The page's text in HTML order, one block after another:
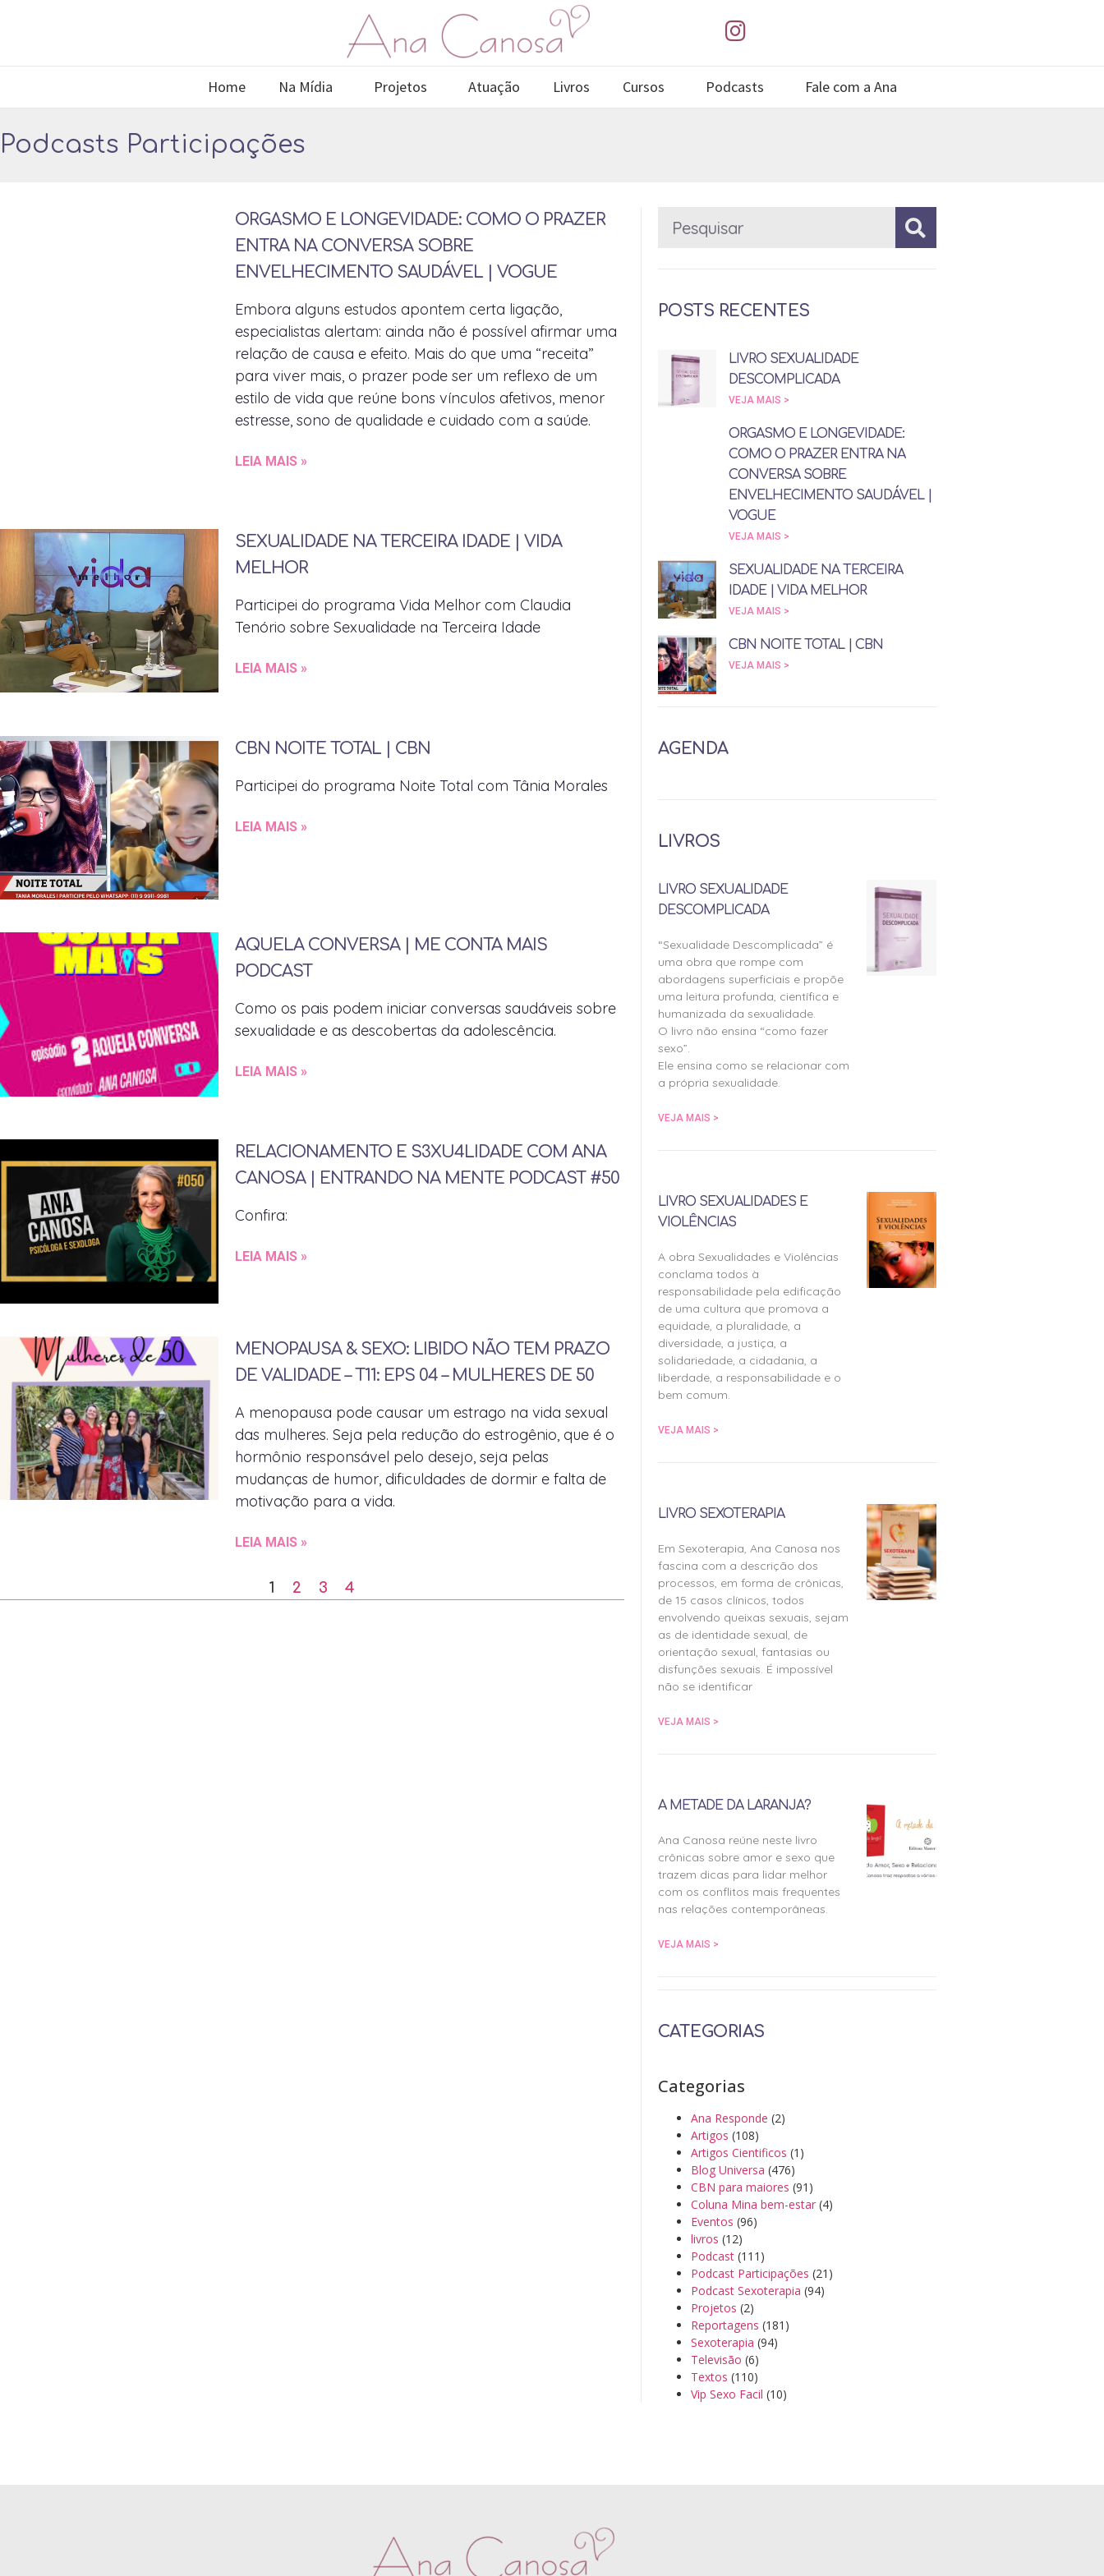
Home Na Mídia Projetos Atuação Livros Cursos Podcasts Fale com a Ana
Podcasts Participações
ORGASMO E LONGEVIDADE: COMO O PRAZER
ENTRA NA CONVERSA SOBRE
ENVELHECIMENTO SAUDÁVEL | VOGUE
Embora alguns estudos apontem certa ligação,
especialistas alertam: ainda não é possível afirmar uma
relação de causa e efeito. Mais do que uma “receita”
para viver mais, o prazer pode ser um reflexo de um
estilo de vida que reúne bons vínculos afetivos, menor
estresse, sono de qualidade e cuidado com a saúde.
LEIA MAIS »
SEXUALIDADE NA TERCEIRA IDADE | VIDA
MELHOR
Participei do programa Vida Melhor com Claudia
Tenório sobre Sexualidade na Terceira Idade
LEIA MAIS »
CBN NOITE TOTAL | CBN
Participei do programa Noite Total com Tânia Morales
LEIA MAIS »
AQUELA CONVERSA | ME CONTA MAIS
PODCAST
Como os pais podem iniciar conversas saudáveis sobre
sexualidade e as descobertas da adolescência.
LEIA MAIS »
RELACIONAMENTO E S3XU4LIDADE COM ANA
CANOSA | ENTRANDO NA MENTE PODCAST #50
Confira:
LEIA MAIS »
MENOPAUSA & SEXO: LIBIDO NÃO TEM PRAZO
DE VALIDADE – T11: EPS 04 – MULHERES DE 50
A menopausa pode causar um estrago na vida sexual
das mulheres. Seja pela redução do estrogênio, que é o
hormônio responsável pelo desejo, seja pelas
mudanças de humor, dificuldades de dormir e falta de
motivação para a vida.
LEIA MAIS »
1 2 3 4
POSTS RECENTES
LIVRO SEXUALIDADE
DESCOMPLICADA
VEJA MAIS >
ORGASMO E LONGEVIDADE:
COMO O PRAZER ENTRA NA
CONVERSA SOBRE
ENVELHECIMENTO SAUDÁVEL |
VOGUE
VEJA MAIS >
SEXUALIDADE NA TERCEIRA
IDADE | VIDA MELHOR
VEJA MAIS >
CBN NOITE TOTAL | CBN
VEJA MAIS >
AGENDA
LIVROS
LIVRO SEXUALIDADE
DESCOMPLICADA
“Sexualidade Descomplicada” é
uma obra que rompe com
abordagens superficiais e propõe
uma leitura profunda, científica e
humanizada da sexualidade.
O livro não ensina “como fazer
sexo”.
Ele ensina como se relacionar com
a própria sexualidade.
VEJA MAIS >
LIVRO SEXUALIDADES E
VIOLÊNCIAS
A obra Sexualidades e Violências
conclama todos à
responsabilidade pela edificação
de uma cultura que promova a
equidade, a pluralidade, a
diversidade, a justiça, a
solidariedade, a cidadania, a
liberdade, a responsabilidade e o
bem comum.
VEJA MAIS >
LIVRO SEXOTERAPIA
Em Sexoterapia, Ana Canosa nos
fascina com a descrição dos
processos, em forma de crônicas,
de 15 casos clínicos, todos
envolvendo queixas sexuais, sejam
as de identidade sexual, de
orientação sexual, fantasias ou
disfunções sexuais. É impossível
não se identificar
VEJA MAIS >
A METADE DA LARANJA?
Ana Canosa reúne neste livro
crônicas sobre amor e sexo que
trazem dicas para lidar melhor
com os conflitos mais frequentes
nas relações contemporâneas.
VEJA MAIS >
CATEGORIAS
Categorias
Ana Responde (2)
Artigos (108)
Artigos Cientificos (1)
Blog Universa (476)
CBN para maiores (91)
Coluna Mina bem-estar(4)
Eventos (96)
livros (12)
Podcast(111)
Podcast Participações (21)
Podcast Sexoterapia (94)
Projetos (2)
Reportagens (181)
Sexoterapia (94)
Televisão (6)
Textos (110)
Vip Sexo Facil (10)